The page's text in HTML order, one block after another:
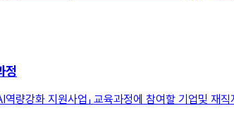
정
량강화 지원사업」 교육과정에 참여할 기업및 재